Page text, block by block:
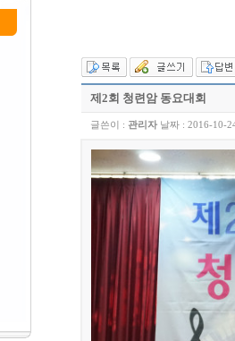
제2회 청련암 동요대회
글쓴이 : 관리자날짜 : 2016-10-